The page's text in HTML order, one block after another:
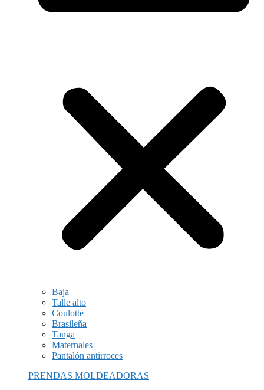
Baja
Talle alto
Coulotte
Brasileña
Tanga
Maternales
Pantalón antirroces
PRENDAS MOLDEADORAS